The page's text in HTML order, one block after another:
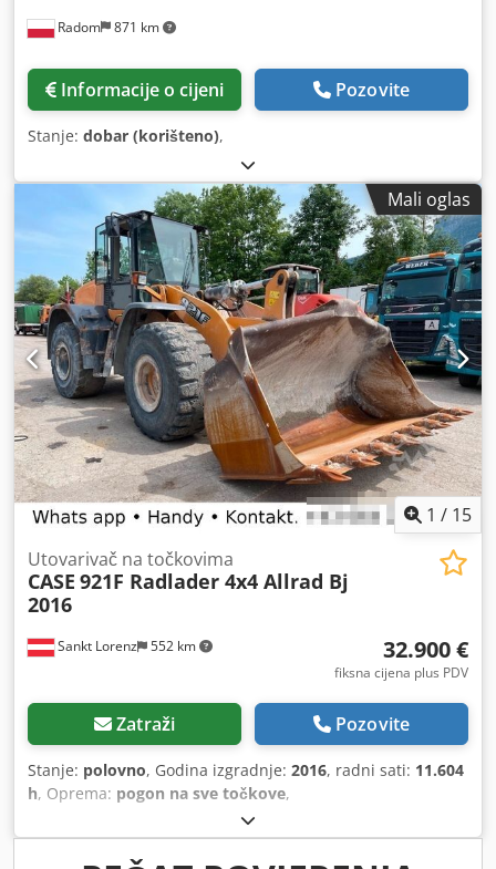
Radom 871 km
Informacije o cijeni Pozovite
Stanje: dobar (korišteno),
Mali oglas
1 / 15
Sankt Lorenz 552 km
Utovarivač na točkovima
CASE 921F Radlader 4x4 Allrad Bj
2016
32.900 €
fiksna cijena plus PDV
Zatraži Pozovite
Stanje: polovno, Godina izgradnje: 2016, radni sati: 11.604
h, Oprema: pogon na sve točkove,